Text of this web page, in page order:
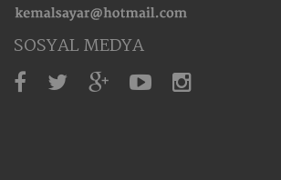
SOSYAL MEDYA